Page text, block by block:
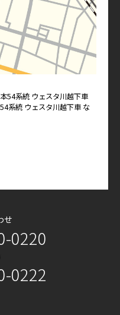
54系統 ウェスタ川越下車
系統 ウェスタ川越下車 な
せ
0220
0222